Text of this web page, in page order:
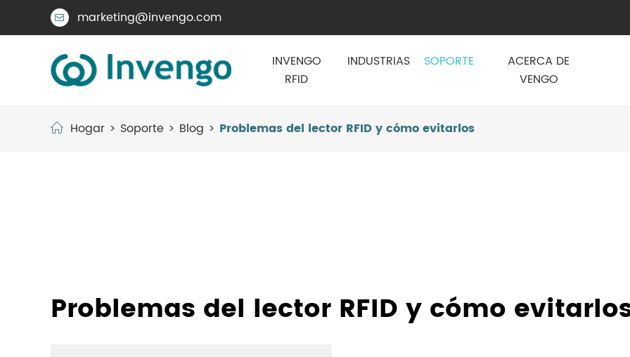
 marketing@invengo.com
INVENGO
RFID
INDUSTRIAS SOPORTE
ACERCA DE
VENGO
Hogar Soporte Blog Problemas del lector RFID y cómo evitarlos
Problemas del lector RFID y cómo